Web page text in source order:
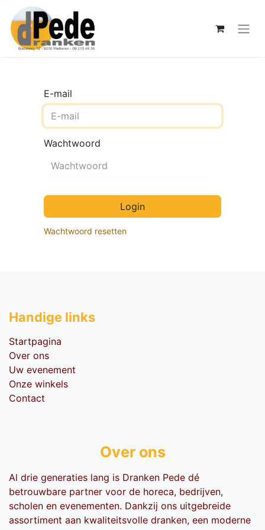
E-mail
Wachtwoord
Login
Wachtwoord resetten
Handige li​nks
Startpagina
Over ons
Uw evenement
Onze winkels
Contact
Over ons
Al drie generaties lang is Dranken Pede dé
betrouwbare partner voor de horeca, bedrijven,
scholen en evenementen. Dankzij ons uitgebreide
assortiment aan kwaliteitsvolle dranken, een moderne